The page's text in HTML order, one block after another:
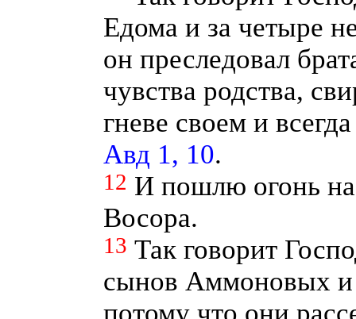
Едома и за четыре
он преследовал
чувства родства,
гневе своем и
Авд 1, 10.
12 И пошлю огонь
Восора.
13 Так говорит
сынов Аммоновых и